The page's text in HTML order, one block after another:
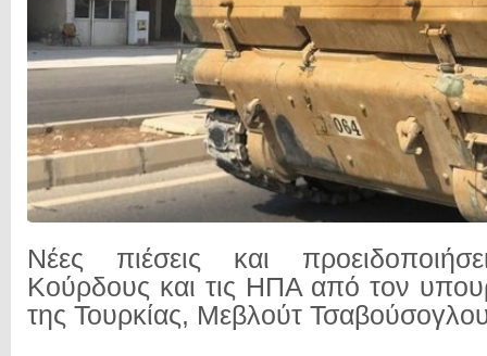
Νέες πιέσεις και
Κούρδους και τις ΗΠΑ από τον
της Τουρκίας, Μεβλούτ